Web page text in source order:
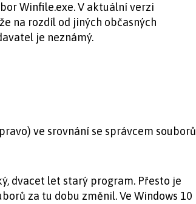
Winfile.exe. V aktuální verzi
na rozdíl od jiných občasných
je neznámý.
ve srovnání se správcem souborů
dvacet let starý program. Přesto je
za tu dobu změnil. Ve Windows 10